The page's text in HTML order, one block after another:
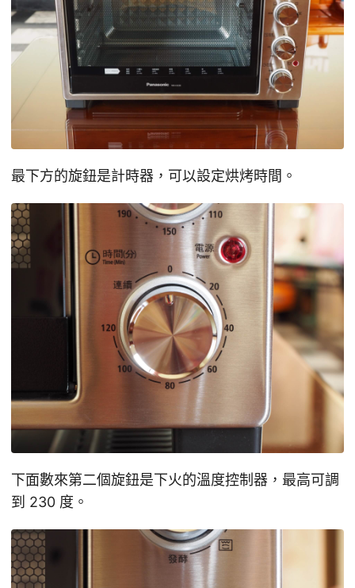
最下方的旋鈕是計時器，可以設定烘烤時間。
下面數來第二個旋鈕是下火的溫度控制器，最高可調
到 230 度。